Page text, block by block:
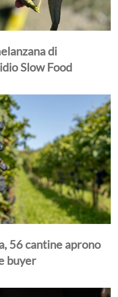
di
Slow Food
56 cantine aprono
buyer